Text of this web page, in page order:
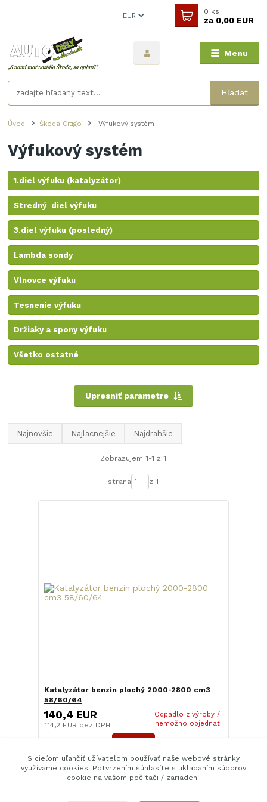
Menu
EUR
Hľadať
0 ks
za0,00 EUR
Úvod Škoda Citigo Výfukový systém
Výfukový systém
1.diel výfuku (katalyzátor)
Stredný diel výfuku
3.diel výfuku (posledný)
Lambda sondy
Vlnovce výfuku
Tesnenie výfuku
Držiaky a spony výfuku
Všetko ostatné
Upresniť parametre
Najnovšie Najlacnejšie Najdrahšie
Zobrazujem 1-1 z 1
strana z 1
Katalyzátor benzin plochý 2000-2800 cm3
58/60/64
140,4 EUR
114,2 EUR bez DPH
Odpadlo z výroby /
nemožno objednať
strana z 1
S cieľom uľahčiť užívateľom používať naše webové stránky
využívame cookies. Potvrzením súhlasíte s ukladaním súborov
cookie na vašom počítači / zariadení.